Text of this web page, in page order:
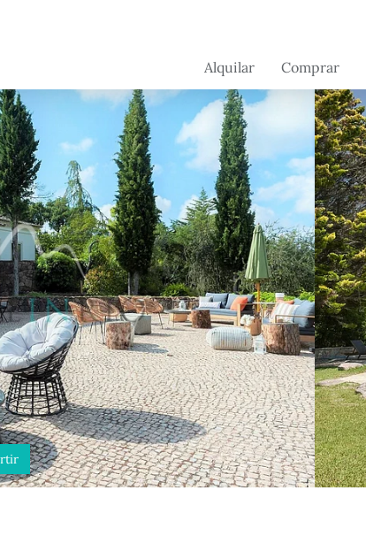
Alquilar Comprar
Portugal -
Próximamente
France -
próximamente
Flórida -
próximamente